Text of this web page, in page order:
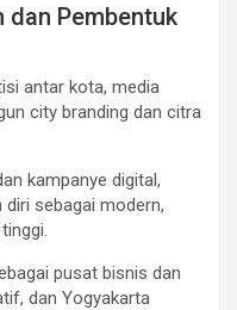
dan Pembentuk
antar kota, media
city branding dan citra
kampanye digital,
sebagai modern,
pusat bisnis dan
dan Yogyakarta